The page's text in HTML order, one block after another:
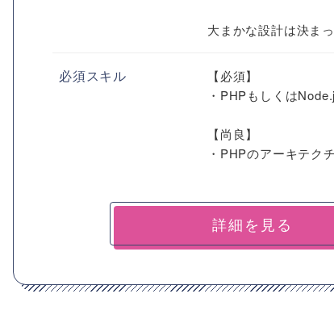
大まかな設計は決ま
必須スキル
【必須】
・PHPもしくは
【尚良】
・PHPのアーキテク
詳細を見る